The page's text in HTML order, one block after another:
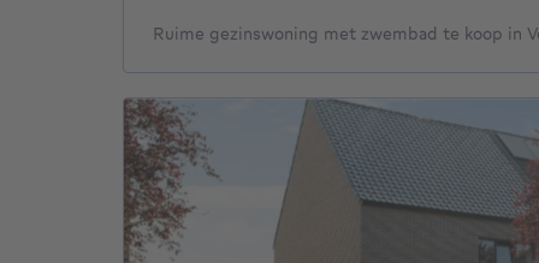
Ruime gezinswoning met zwembad te koop in